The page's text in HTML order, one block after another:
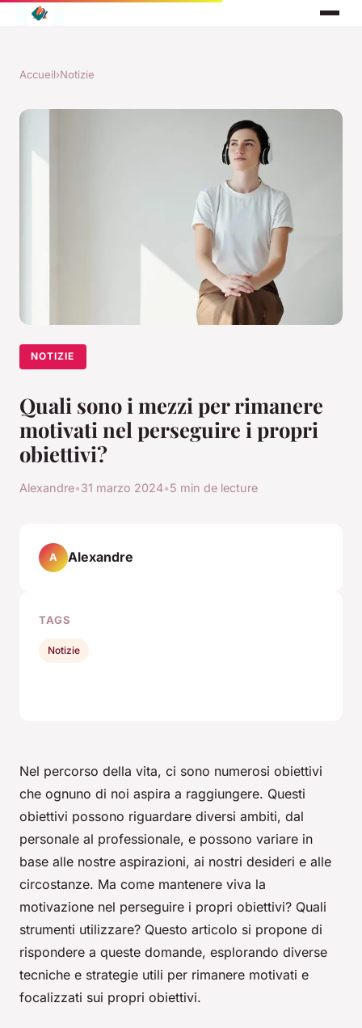
Accueil›Notizie
NOTIZIE
Quali sono i mezzi per rimanere
motivati nel perseguire i propri
obiettivi?
Alexandre•31 marzo 2024•5 min de lecture
Nel percorso della vita, ci sono numerosi obiettivi
che ognuno di noi aspira a raggiungere. Questi
obiettivi possono riguardare diversi ambiti, dal
personale al professionale, e possono variare in
base alle nostre aspirazioni, ai nostri desideri e alle
circostanze. Ma come mantenere viva la
motivazione nel perseguire i propri obiettivi? Quali
strumenti utilizzare? Questo articolo si propone di
rispondere a queste domande, esplorando diverse
tecniche e strategie utili per rimanere motivati e
focalizzati sui propri obiettivi.
A Alexandre
TAGS
Notizie